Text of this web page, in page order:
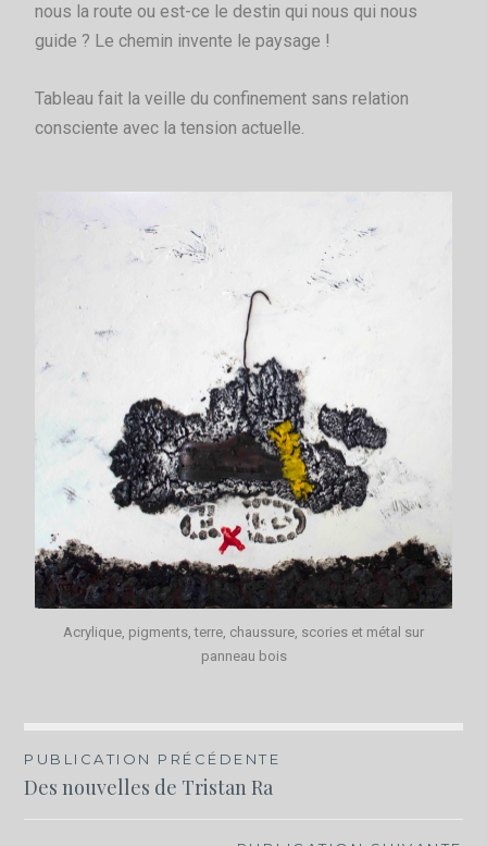
nous la route ou est-ce le destin qui nous qui nous
guide ? Le chemin invente le paysage !
Tableau fait la veille du confinement sans relation
consciente avec la tension actuelle.
Acrylique, pigments, terre, chaussure, scories et métal sur
panneau bois
PUBLICATION PRÉCÉDENTE
Des nouvelles de Tristan Ra